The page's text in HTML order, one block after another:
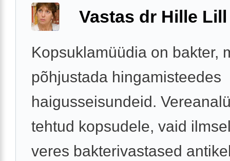
Vastas dr Hille Lill
Kopsuklamüüdia on bakter,
põhjustada hingamisteedes
haigusseisundeid.
tehtud kopsudele, vaid
veres bakterivastased